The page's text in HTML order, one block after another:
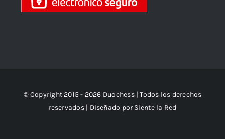
© Copyright 2015 - 2026 Duochess | Todos los derechos
reservados | Diseñado por Siente la Red